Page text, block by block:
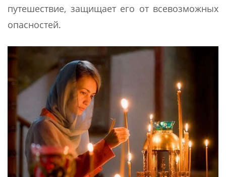
путешествие, защищает его от всевозможных
опасностей.